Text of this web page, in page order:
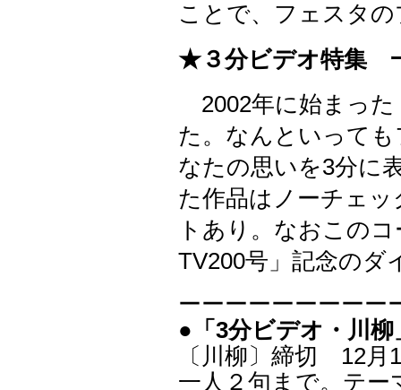
ことで、フェスタ
★３分ビデオ特集
2002年に始まった
た。なんといって
なたの思いを3分に
た作品はノーチェ
トあり。なおこの
TV200号」記念のダ
ーーーーーーーーー
●「3分ビデオ・川柳
〔川柳〕締切 12月
一人２句まで。テー